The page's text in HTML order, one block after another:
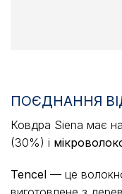
ПОЄДНАННЯ
Ковдра Siena має
(30%) і
Tencel — це